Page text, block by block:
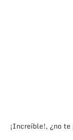
¡Increíble!, ¿no te